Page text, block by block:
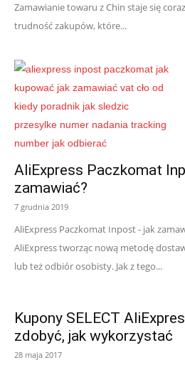
Zamawianie towaru z Chin staje się
trudność zakupów, które...
AliExpress Paczkomat
zamawiać?
7 grudnia 2019
AliExpress Paczkomat Inpost - jak
AliExpress tworząc nową metodę
lub też odbiór osobisty. Jak z tego...
Kupony SELECT
zdobyć, jak wykorzystać
28 maja 2017